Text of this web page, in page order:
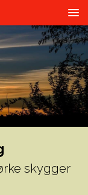
skygger